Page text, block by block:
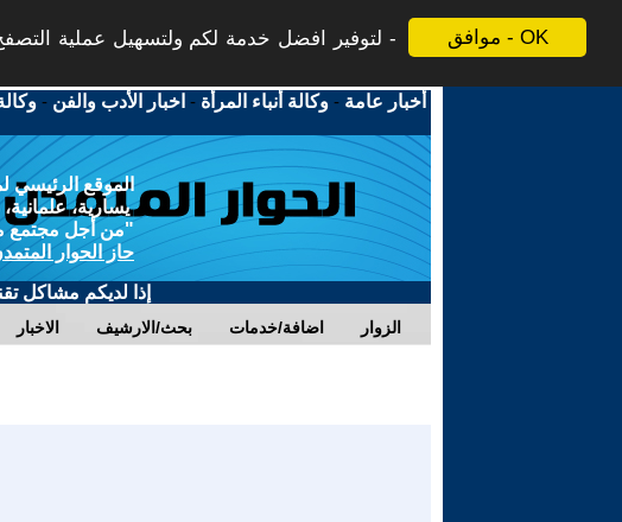
موافق - OK
لتوفير افضل خدمة لكم ولتسهيل عملية
أخبار عامة -وكالة أنباء المرأة - اخبار الأدب والفن -
الموقع الرئيسي
يسارية،
"من أجل مجتمع
حاز الحوار
إذا لديكم مشاكل
الاخبار بحث/الارشيف اضافة/خدمات الزوار